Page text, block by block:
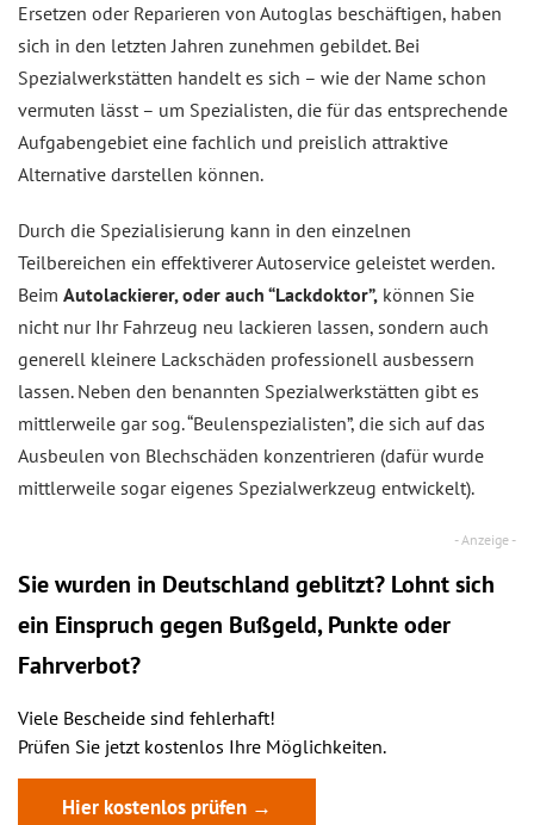
Ersetzen oder Reparieren von Autoglas beschäftigen, haben
sich in den letzten Jahren zunehmen gebildet. Bei
Spezialwerkstätten handelt es sich – wie der Name schon
vermuten lässt – um Spezialisten, die für das entsprechende
Aufgabengebiet eine fachlich und preislich attraktive
Alternative darstellen können.
Durch die Spezialisierung kann in den einzelnen
Teilbereichen ein effektiverer Autoservice geleistet werden.
Beim Autolackierer, oder auch “Lackdoktor”, können Sie
nicht nur Ihr Fahrzeug neu lackieren lassen, sondern auch
generell kleinere Lackschäden professionell ausbessern
lassen. Neben den benannten Spezialwerkstätten gibt es
mittlerweile gar sog. “Beulenspezialisten”, die sich auf das
Ausbeulen von Blechschäden konzentrieren (dafür wurde
mittlerweile sogar eigenes Spezialwerkzeug entwickelt).
Sie wurden in Deutschland geblitzt? Lohnt sich
ein Einspruch gegen Bußgeld, Punkte oder
Fahrverbot?
Viele Bescheide sind fehlerhaft!
Prüfen Sie jetzt kostenlos Ihre Möglichkeiten.
Hier kostenlos prüfen →